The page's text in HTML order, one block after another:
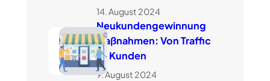
14. August 2024
Neukundengewinnung
Maßnahmen: Von Traffic
zu Kunden
9. August 2024